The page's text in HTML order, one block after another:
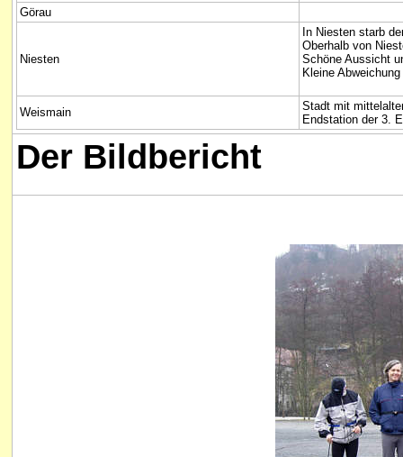
Görau
Niesten
In Niesten starb
Oberhalb von
Schöne Aussicht
Kleine
Weismain
Stadt mit
Endstation der 3.
Der Bildbericht